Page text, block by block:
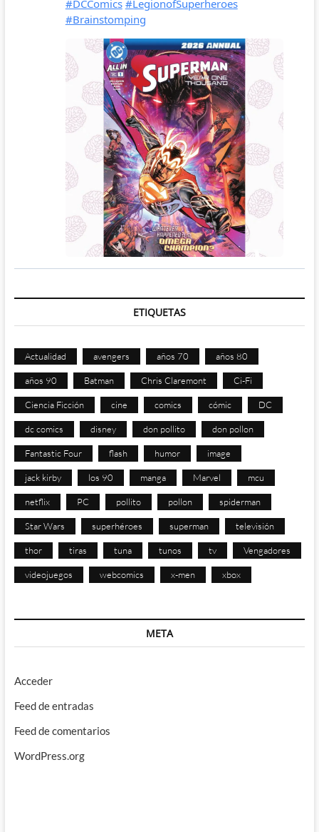
ETIQUETAS
Actualidad avengers años 70 años 80
años 90 Batman Chris Claremont Ci-Fi
Ciencia Ficción cine comics cómic DC
dc comics disney don pollito don pollon
Fantastic Four flash humor image
jack kirby los 90 manga Marvel mcu
netflix PC pollito pollon spiderman
Star Wars superhéroes superman televisión
thor tiras tuna tunos tv Vengadores
videojuegos webcomics x-men xbox
META
Acceder
Feed de entradas
Feed de comentarios
WordPress.org